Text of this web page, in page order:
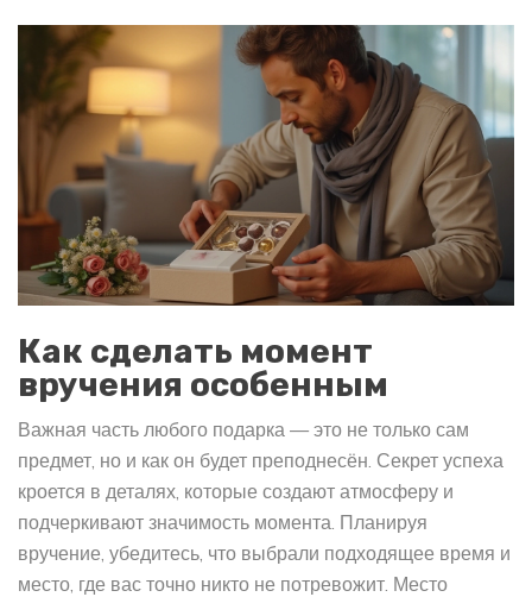
Как сделать момент
вручения особенным
Важная часть любого подарка — это не только сам
предмет, но и как он будет преподнесён. Секрет успеха
кроется в деталях, которые создают атмосферу и
подчеркивают значимость момента. Планируя
вручение, убедитесь, что выбрали подходящее время и
место, где вас точно никто не потревожит. Место